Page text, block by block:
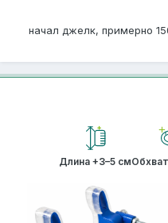
начал джелк, примерно
Длина +3–5 см